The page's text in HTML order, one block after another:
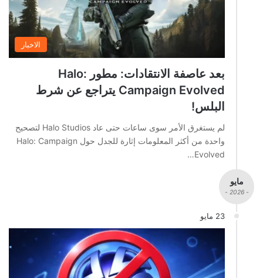
الاخبار
بعد عاصفة الانتقادات: مطور Halo:
Campaign Evolved يتراجع عن شرط
البلس!
لم يستغرق الأمر سوى ساعات حتى عاد Halo Studios لتصحيح
واحدة من أكثر المعلومات إثارة للجدل حول Halo: Campaign
Evolved…
مايو
- 2026 -
23 مايو